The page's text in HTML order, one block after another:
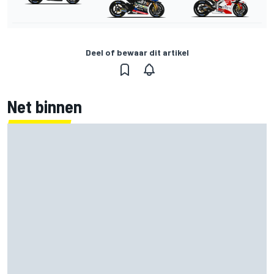
Deel of bewaar dit artikel
Net binnen